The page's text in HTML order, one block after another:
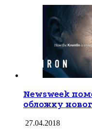
Newsweek
обложку
27.04.2018